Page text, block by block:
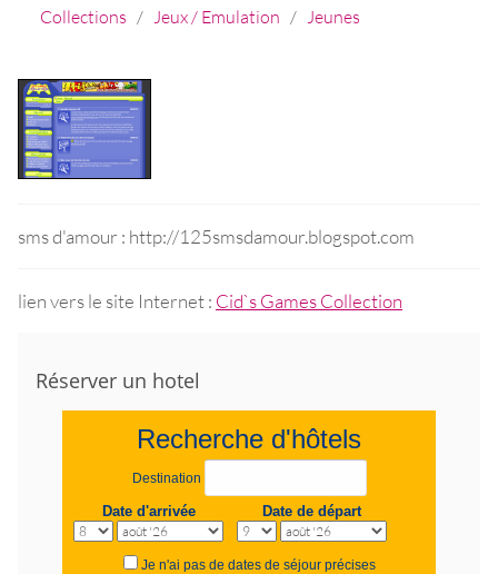
Collections / Jeux / Emulation / Jeunes
sms d'amour : http://125smsdamour.blogspot.com
lien vers le site Internet : Cid`s Games Collection
Réserver un hotel
Recherche d'hôtels
Destination
Date d'arrivée Date de départ
Je n'ai pas de dates de séjour précises